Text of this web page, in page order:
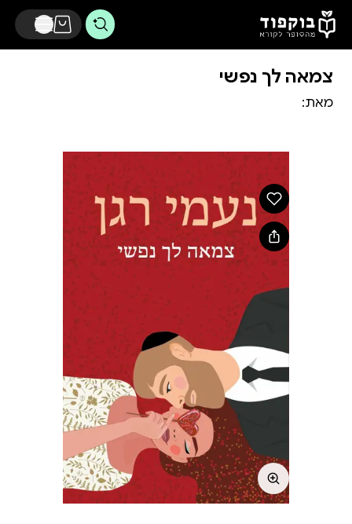
דלג לתוכן הראשי
צמאה לך נפשי
מאת: